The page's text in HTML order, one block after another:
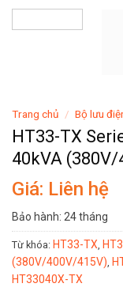
Trang chủ / Bộ lưu
HT33-TX
40kVA
Giá: Liên hệ
Bảo hành: 24 tháng
Từ khóa: HT33-TX
(380V/400V/415V)
HT33040X-TX